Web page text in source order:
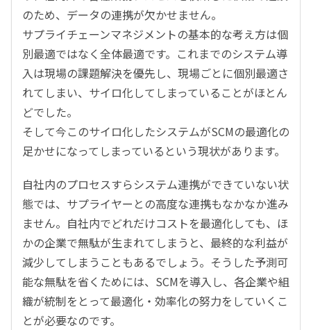
のため、データの連携が欠かせません。
サプライチェーンマネジメントの基本的な考え方は個
別最適ではなく全体最適です。これまでのシステム導
入は現場の課題解決を優先し、現場ごとに個別最適さ
れてしまい、サイロ化してしまっていることがほとん
どでした。
そして今このサイロ化したシステムがSCMの最適化の
足かせになってしまっているという現状があります。
自社内のプロセスすらシステム連携ができていない状
態では、サプライヤーとの高度な連携もなかなか進み
ません。自社内でどれだけコストを最適化しても、ほ
かの企業で無駄が生まれてしまうと、最終的な利益が
減少してしまうこともあるでしょう。そうした予測可
能な無駄を省くためには、SCMを導入し、各企業や組
織が統制をとって最適化・効率化の努力をしていくこ
とが必要なのです。